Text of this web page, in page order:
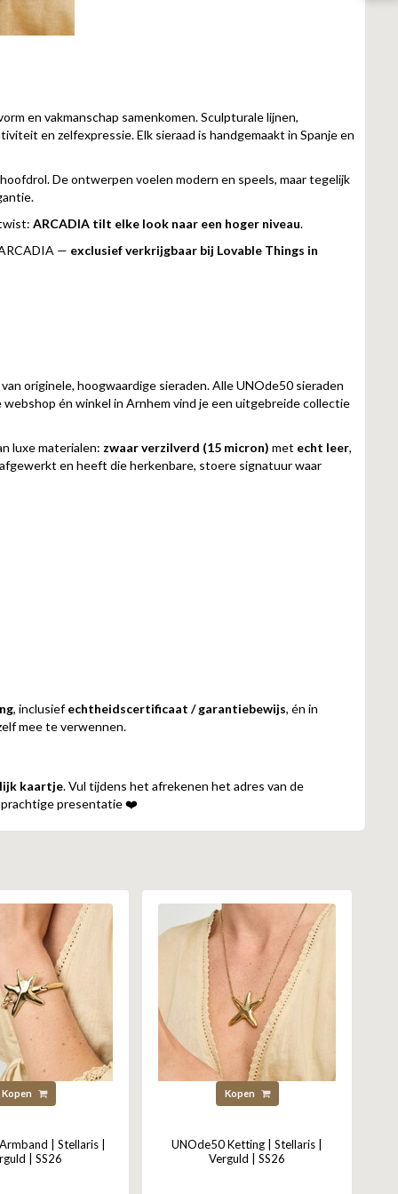
en vakmanschap samenkomen. Sculpturale lijnen,
en zelfexpressie. Elk sieraad is handgemaakt in Spanje en
De ontwerpen voelen modern en speels, maar tegelijk
ARCADIA tilt elke look naar een hoger niveau.
— exclusief verkrijgbaar bij Lovable Things in
originele, hoogwaardige sieraden. Alle UNOde50 sieraden
webshop én winkel in Arnhem vind je een uitgebreide collectie
luxe materialen: zwaar verzilverd (15 micron) met echt leer,
en heeft die herkenbare, stoere signatuur waar
, inclusiefechtheidscertificaat / garantiebewijs, én in
mee te verwennen.
kaartje. Vul tijdens het afrekenen het adres van de
prachtige presentatie ❤️
Kopen
| Stellaris |
| SS26
Kopen
UNOde50 Ketting | Stellaris |
Verguld | SS26